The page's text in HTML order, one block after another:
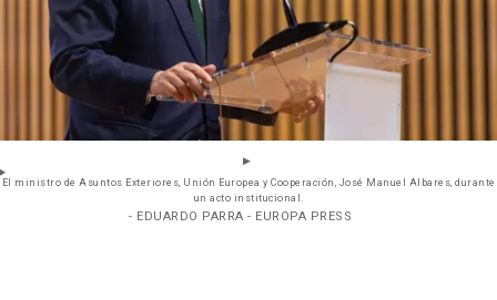
El ministro de Asuntos Exteriores, Unión Europea y Cooperación, José Manuel Albares, durante
un acto institucional.
- EDUARDO PARRA - EUROPA PRESS